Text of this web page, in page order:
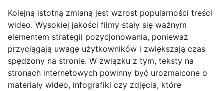
Kolejną istotną zmianą jest wzrost popularności treści
wideo. Wysokiej jakości filmy stały się ważnym
elementem strategii pozycjonowania, ponieważ
przyciągają uwagę użytkowników i zwiększają czas
spędzony na stronie. W związku z tym, teksty na
stronach internetowych powinny być urozmaicone o
materiały wideo, infografiki czy zdjęcia, które